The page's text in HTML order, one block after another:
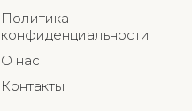
Политика
конфиденциальности
О нас
Контакты